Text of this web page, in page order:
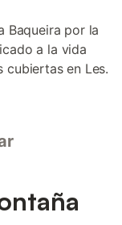
Baqueira por la
a la vida
cubiertas en Les.